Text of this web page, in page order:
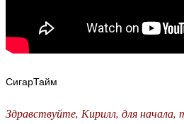
СигарТайм
Здравствуйте, Кирилл, для